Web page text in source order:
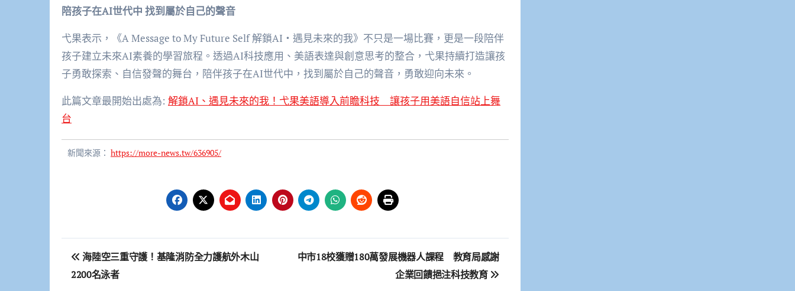
陪孩子在AI世代中 找到屬於自己的聲音
弋果表示，《A Message to My Future Self 解鎖AI・遇見未來的我》不只是一場比賽，更是一段陪伴
孩子建立未來AI素養的學習旅程。透過AI科技應用、美語表達與創意思考的整合，弋果持續打造讓孩
子勇敢探索、自信發聲的舞台，陪伴孩子在AI世代中，找到屬於自己的聲音，勇敢迎向未來。
此篇文章最開始出處為: 解鎖AI、遇見未來的我！弋果美語導入前瞻科技 讓孩子用美語自信站上舞
台
新聞來源： https://more-news.tw/636905/
文
章
海陸空三重守護！基隆消防全力護航外木山
2200名泳者
中市18校獲贈180萬發展機器人課程 教育局感謝
企業回饋挹注科技教育